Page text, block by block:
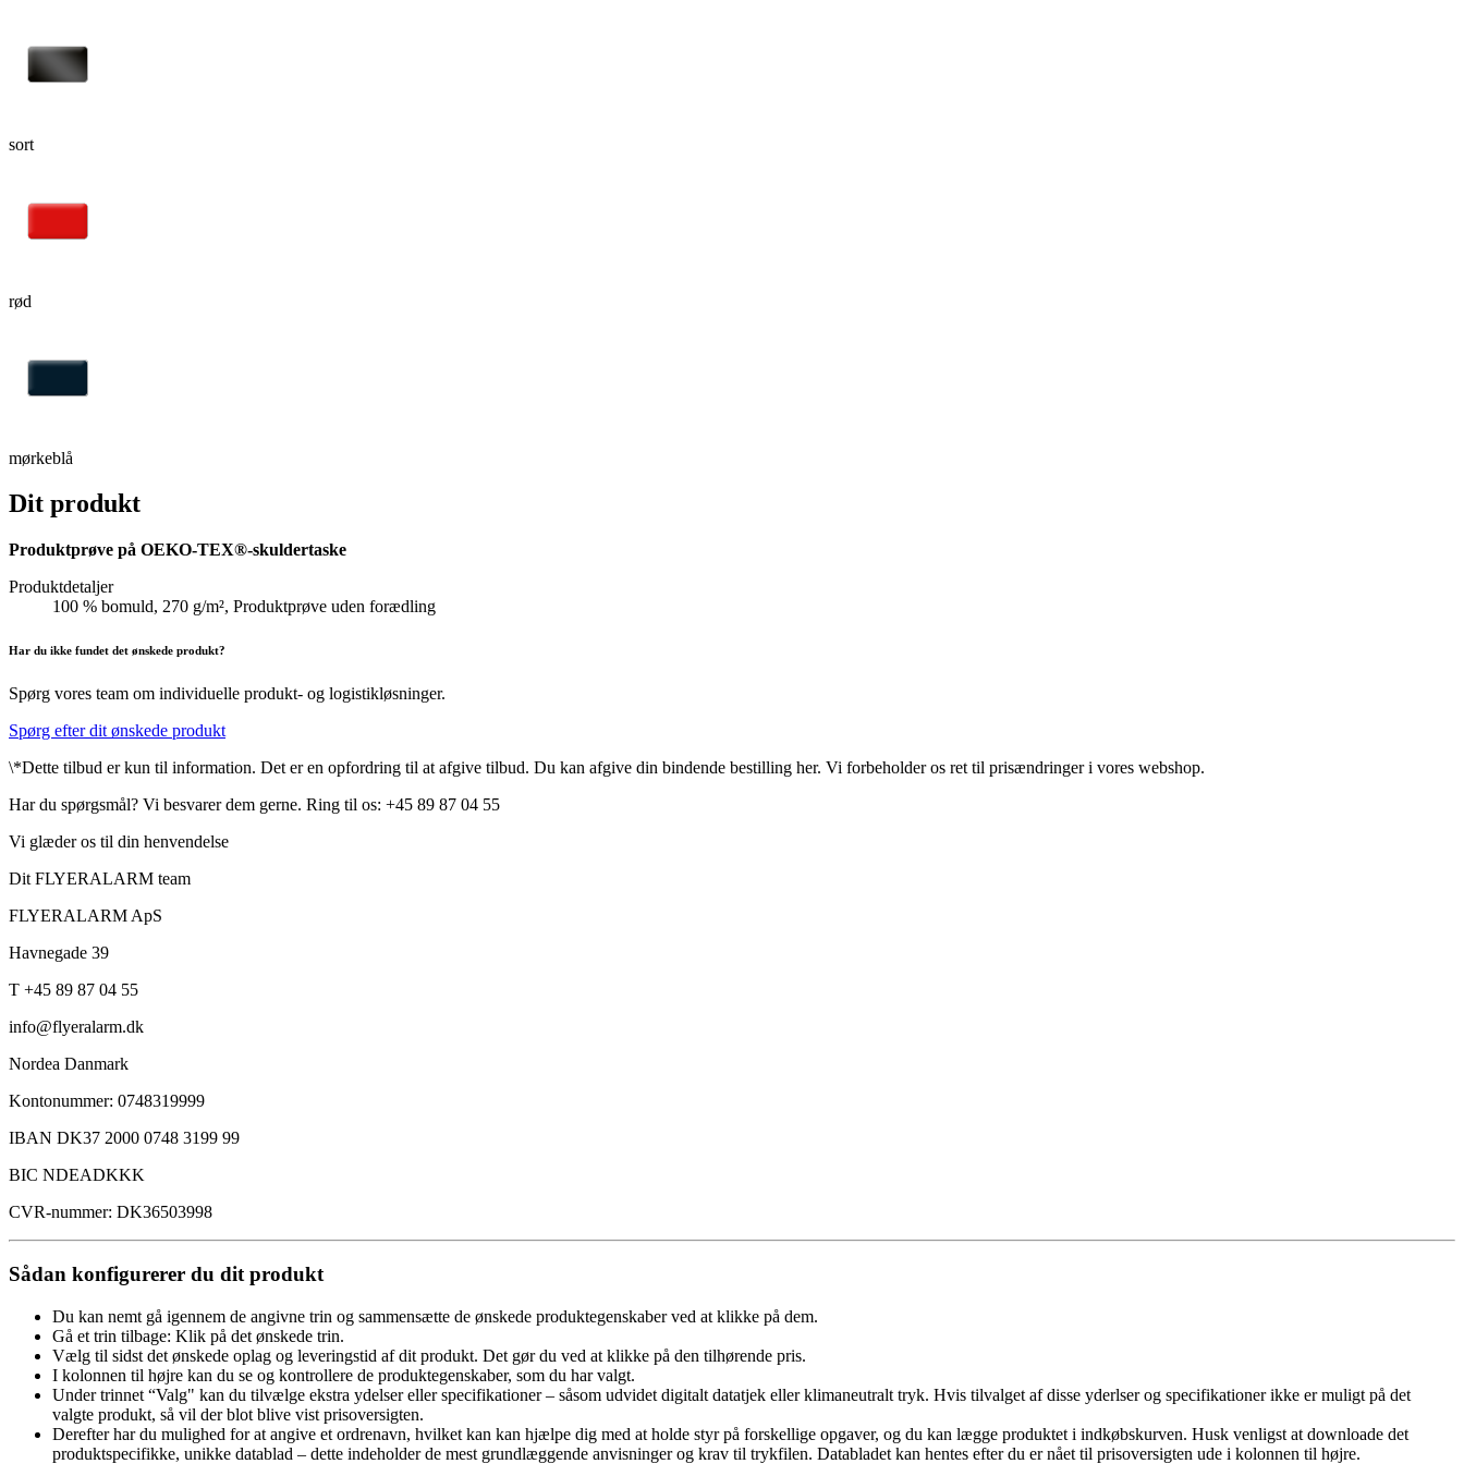
sort
rød
mørkeblå
Dit produkt
Produktprøve på OEKO-TEX®-skuldertaske
Produktdetaljer
100 % bomuld, 270 g/m², Produktprøve uden forædling
Har du ikke fundet det ønskede produkt?
Spørg vores team om individuelle produkt- og logistikløsninger.
Spørg efter dit ønskede produkt
\*Dette tilbud er kun til information. Det er en opfordring til at afgive tilbud. Du kan afgive din bindende bestilling her. Vi forbeholder os ret til prisændringer i vores webshop.
Har du spørgsmål? Vi besvarer dem gerne. Ring til os: +45 89 87 04 55
Vi glæder os til din henvendelse
Dit FLYERALARM team
FLYERALARM ApS
Havnegade 39
T +45 89 87 04 55
info@flyeralarm.dk
Nordea Danmark
Kontonummer: 0748319999
IBAN DK37 2000 0748 3199 99
BIC NDEADKKK
CVR-nummer: DK36503998
Sådan konfigurerer du dit produkt
Du kan nemt gå igennem de angivne trin og sammensætte de ønskede produktegenskaber ved at klikke på dem.
Gå et trin tilbage: Klik på det ønskede trin.
Vælg til sidst det ønskede oplag og leveringstid af dit produkt. Det gør du ved at klikke på den tilhørende pris.
I kolonnen til højre kan du se og kontrollere de produktegenskaber, som du har valgt.
Under trinnet “Valg" kan du tilvælge ekstra ydelser eller specifikationer – såsom udvidet digitalt datatjek eller klimaneutralt tryk. Hvis tilvalget af disse yderlser og specifikationer ikke er muligt på det
valgte produkt, så vil der blot blive vist prisoversigten.
Derefter har du mulighed for at angive et ordrenavn, hvilket kan kan hjælpe dig med at holde styr på forskellige opgaver, og du kan lægge produktet i indkøbskurven. Husk venligst at downloade det
produktspecifikke, unikke datablad – dette indeholder de mest grundlæggende anvisninger og krav til trykfilen. Databladet kan hentes efter du er nået til prisoversigten ude i kolonnen til højre.